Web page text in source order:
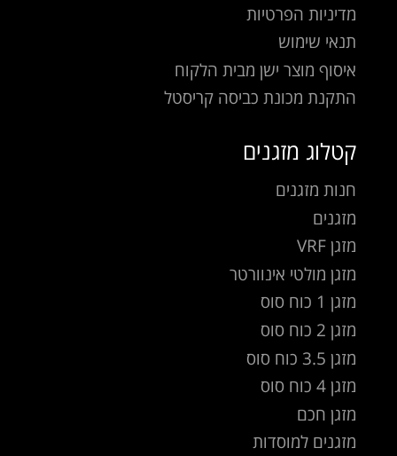
מדיניות הפרטיות
תנאי שימוש
איסוף מוצר ישן מבית הלקוח
התקנת מכונת כביסה קריסטל
קטלוג מזגנים
חנות מזגנים
מזגנים
מזגן VRF
מזגן מולטי אינוורטר
מזגן 1 כוח סוס
מזגן 2 כוח סוס
מזגן 3.5 כוח סוס
מזגן 4 כוח סוס
מזגן חכם
מזגנים למוסדות